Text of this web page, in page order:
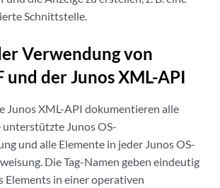
Schnittstelle.
Verwendung von
und der Junos XML-API
Junos XML-API dokumentieren alle
Junos OS-
und alle Elemente in jeder JunosOS-
. Die Tag-Namen geben eindeutig
Elements in einer operativen